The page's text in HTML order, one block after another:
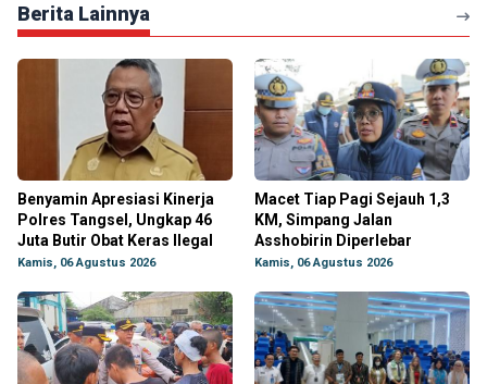
Berita Lainnya
Benyamin Apresiasi Kinerja
Polres Tangsel, Ungkap 46
Juta Butir Obat Keras Ilegal
Kamis, 06 Agustus 2026
Macet Tiap Pagi Sejauh 1,3
KM, Simpang Jalan
Asshobirin Diperlebar
Kamis, 06 Agustus 2026